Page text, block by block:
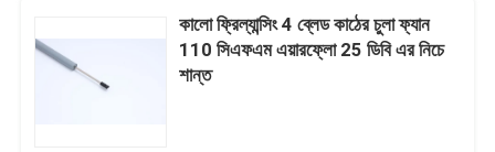
কালো ফ্রিল্যান্সিং 4 ব্লেড কাঠের চুলা ফ্যান
110 সিএফএম এয়ারফ্লো 25 ডিবি এর নিচে
শান্ত